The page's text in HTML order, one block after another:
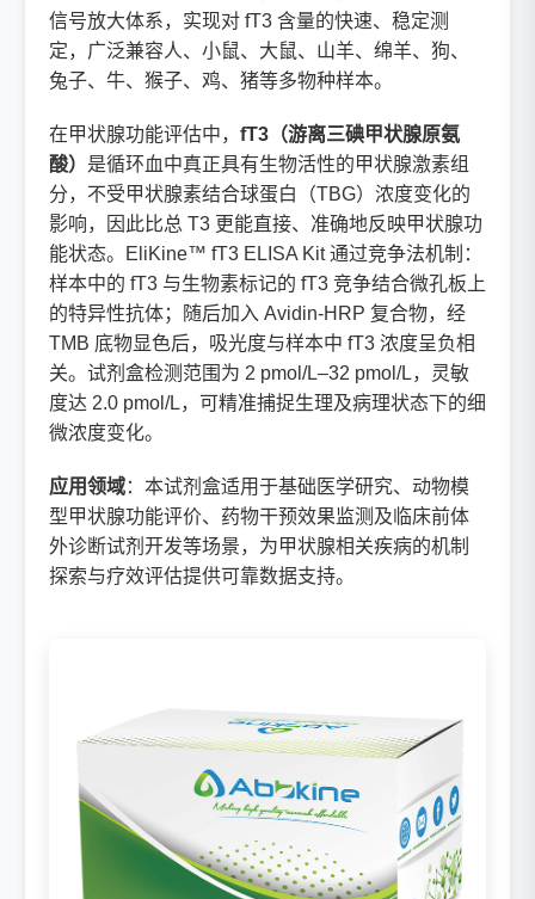
信号放大体系，实现对 fT3 含量的快速、稳定测
定，广泛兼容人、小鼠、大鼠、山羊、绵羊、狗、
兔子、牛、猴子、鸡、猪等多物种样本。
在甲状腺功能评估中， fT3（游离三碘甲状腺原氨
酸） 是循环血中真正具有生物活性的甲状腺激素组
分，不受甲状腺素结合球蛋白（TBG）浓度变化的
影响，因此比总 T3 更能直接、准确地反映甲状腺功
能状态。EliKine™ fT3 ELISA Kit 通过竞争法机制：
样本中的 fT3 与生物素标记的 fT3 竞争结合微孔板上
的特异性抗体；随后加入 Avidin-HRP 复合物，经
TMB 底物显色后，吸光度与样本中 fT3 浓度呈负相
关。试剂盒检测范围为 2 pmol/L–32 pmol/L，灵敏
度达 2.0 pmol/L，可精准捕捉生理及病理状态下的细
微浓度变化。
应用领域：本试剂盒适用于基础医学研究、动物模
型甲状腺功能评价、药物干预效果监测及临床前体
外诊断试剂开发等场景，为甲状腺相关疾病的机制
探索与疗效评估提供可靠数据支持。